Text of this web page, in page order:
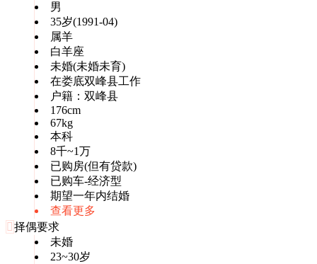
男
35岁(1991-04)
属羊
白羊座
未婚(未婚未育)
在娄底双峰县工作
户籍：双峰县
176cm
67kg
本科
8千~1万
已购房(但有贷款)
已购车-经济型
期望一年内结婚
查看更多
 择偶要求
未婚
23~30岁